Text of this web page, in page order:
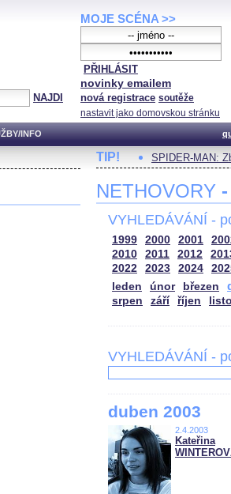
NAJDI
MOJE SCÉNA >>
PŘIHLÁSIT
novinky emailem
nová registrace soutěže
nastavit jako domovskou stránku
INFO
TIP! SPIDER-MAN:
NETHOVORY
VYHLEDÁVÁNÍ -
1999 2000 2001
2010
2011 2012
2022
2023 2024
leden
únor březen
srpen
září říjen
VYHLEDÁVÁNÍ -
duben 2003
2.4.2003
Kateřina